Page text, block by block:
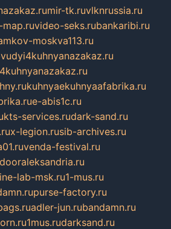
mir-tk.ruvlknrussia.ru
video-seks.rubankaribi.ru
moskva113.ru
kuhnyaekuhnyaafabrika.ru
e-abis1c.ru
kts-services.rudark-sand.ru
x-legion.rusib-archives.ru
venda-festival.ru
dooraleksandria.ru
lab-msk.ru1-mus.ru
purse-factory.ru
adler-jun.rubandamn.ru
1mus.rudarksand.ru